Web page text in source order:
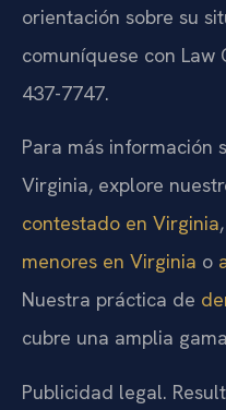
orientación sobre su
comuníquese con Law
437-7747.
Para más información
Virginia, explore
contestado en Virginia,
menores en Virginia o
Nuestra práctica de
cubre una amplia
Publicidad legal.